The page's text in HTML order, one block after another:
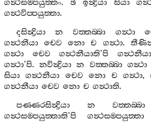
ගන්‍ථසම‍්පයුත‍්තං. ඡ ඉන්‍ද්‍රියා සියා
ගන්‍ථවිප‍්පයුත‍්තා.
දසින්‍ද්‍රියා
න වත‍්තබ‍්බා ගන්‍ථා
ගන්‍ථනීයා
චෙව නො ච ගන්‍ථා.
ගන්‍ථා
චෙව ගන්‍ථනීයාති’පි ගන්‍ථනීයා
ගන්‍ථා’පි.නවින්‍ද්‍රියා න වත‍්තබ‍්බා ගන්‍ථා
සියා ගන්‍ථනීයා චෙව නො ච ගන්‍ථා,
ගන්‍ථනීයා චෙව නො ච ගන්‍ථාති.
පණ‍්ණරසින්‍ද්‍රියා
න වත‍්තබ‍්බා
ගන්‍ථසම‍්පයුත‍්තාති’පි ගන්‍ථසම‍්පයුත‍්තා